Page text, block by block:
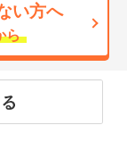
い方へ
ら